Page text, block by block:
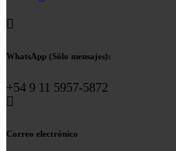
WhatsApp (Sólo mensajes):
+54 9 11 5957-5872
Correo electrónico